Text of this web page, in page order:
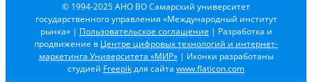
© 1994-2025 АНО ВО Самарский университет
государственного управления «Международный институт
рынка» | Пользовательское соглашение | Разработка и
продвижение в Центре цифровых технологий и интернет-
маркетинга Университета «МИР»| Иконки разработаны
студией Freepikдля сайта www.flaticon.com